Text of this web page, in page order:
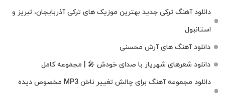
دانلود آهنگ ترکی جدید بهترین موزیک‌ های ترکی آذربایجان، تبریز و
استانبول
دانلود آهنگ های آرش محسنی
دانلود شعرهای شهریار با صدای خودش 🎤 | مجموعه کامل
دانلود مجموعه آهنگ برای چالش تغییر ناخن MP3 مخصوص دیده